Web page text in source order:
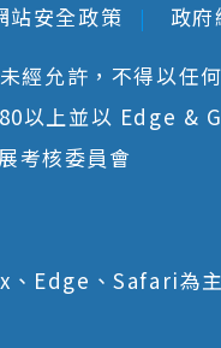
站安全政策 政
經允許，不得以任
以上並以 Edge &
考核委員會
Edge、Safari為主